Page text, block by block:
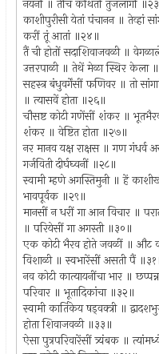
नयनीं ॥ तेंचि कथितों तुजलागीं
काशीपुरीसी येतां पंचानन ॥ तेव्हां
करीं तूं आतां ॥२४॥
तैं ची होतों सदाशिवाजवळी ॥
उत्तरपाळी ॥ तेथें मेळा स्थिर केला
सहस्त्र बंधुवर्गेंसीं फणिवर ॥ तो
॥ त्यासवें होता ॥२६॥
चौसष्ट कोटी गणेंसीं शंकर ॥
शंकर ॥ वेष्टित होता ॥२७॥
नर मानव यक्ष राक्षस ॥ गण
गर्जविती दीर्घघ्वनीं ॥२८॥
स्वामी म्हणे अगस्तिमुनी ॥ हें
भावपूर्वक ॥२९॥
मानसीं न धरीं गा आन विचार ॥
॥ परियेसीं गा अगस्ती ॥३०॥
एक कोटी भैरव होते जवळीं ॥ औट
विशाळी ॥ स्वभारेंसीं असती पैं
नव कोटी कात्यायनींचा भार ॥
परिवार ॥ भूतादिकांचा ॥३२॥
स्वामी कार्तिकेय षड्‍वक्त्री ॥
होता शिवाजवळी ॥३३॥
ऐसा पुत्रपरिवारेंसीं त्र्यंबक ॥